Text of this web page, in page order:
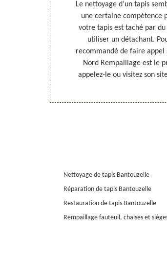
Le nettoyage d’un tapis
une certaine compétence
votre tapis est taché par
utiliser un détachant.
recommandé de faire appel
Nord Rempaillage est le
appelez-le ou visitez son
Nettoyage de tapis Bantouzelle
Réparation de tapis Bantouzelle
Restauration de tapis Bantouzelle
Rempaillage fauteuil, chaises et